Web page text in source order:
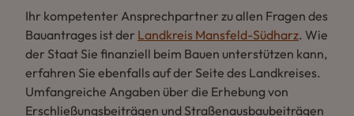
Ihr kompetenter Ansprechpartner zu allen Fragen des
Bauantrages ist der Landkreis Mansfeld-Südharz. Wie
der Staat Sie finanziell beim Bauen unterstützen kann,
erfahren Sie ebenfalls auf der Seite des Landkreises.
Umfangreiche Angaben über die Erhebung von
Erschließungsbeiträgen und Straßenausbaubeiträgen